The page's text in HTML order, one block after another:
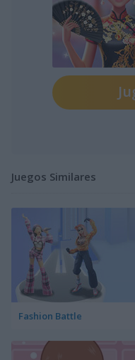
Juegos Similares
Fashion Battle